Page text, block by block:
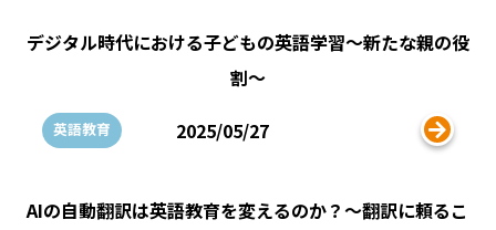
デジタル時代における子どもの英語学習～新たな親の役
割～
英語教育 2025/05/27
AIの自動翻訳は英語教育を変えるのか？～翻訳に頼るこ